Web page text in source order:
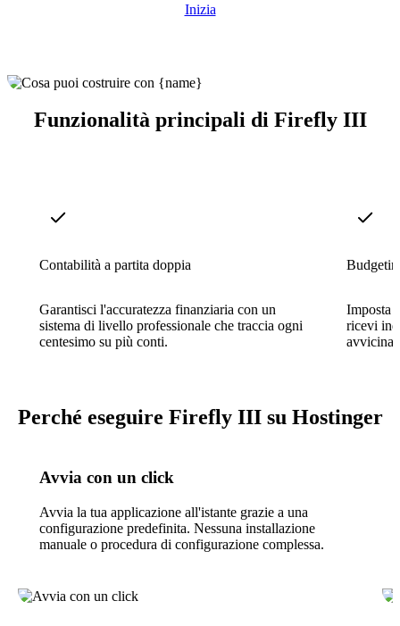
Inizia
Funzionalità principali di Firefly III
Contabilità a partita doppia
Garantisci l'accuratezza finanziaria con un
sistema di livello professionale che traccia ogni
centesimo su più conti.
Imposta
ricevi
Perché eseguire Firefly III su Hostinger
Avvia con un click
Avvia la tua applicazione all'istante grazie a una
configurazione predefinita. Nessuna installazione
manuale o procedura di configurazione complessa.